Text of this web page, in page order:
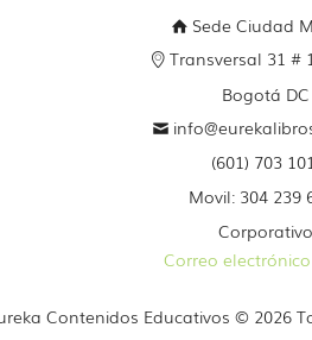
Sede Ciudad
Transversal 31 #
Bogotá DC
(601) 703
Movil: 304 239
Corporativo
Correo electrónico
Contenidos Educativos © 2026